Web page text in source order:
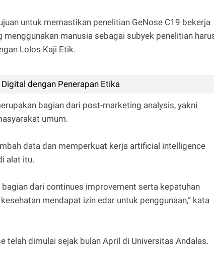
untuk memastikan penelitian GeNose C19 bekerja
menggunakan manusia sebagai subyek penelitian
Lolos Kaji Etik.
dengan Penerapan Etika
bagian dari post-marketing analysis, yakni
umum.
data dan memperkuat kerja artificial intelligence
alat itu.
dari continues improvement serta kepatuhan
mendapat izin edar untuk penggunaan,” kata
telah dimulai sejak bulan April di Universitas Andalas.